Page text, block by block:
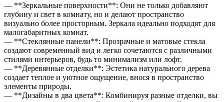
— **Зеркальные поверхности**: Они не только добавляют
глубину и свет в комнату, но и делают пространство
визуально более просторным. Зеркала идеально подходят для
малогабаритных комнат.
— **Стеклянные панели**: Прозрачные и матовые стекла
создают современный вид и легко сочетаются с различными
стилями интерьеров, будь то минимализм или лофт.
— **Деревянные отделки**: Эстетика натурального дерева
создает теплое и уютное ощущение, внося в пространство
элементы природы.
— **Дизайны в два цвета**: Комбинируя разные отделки, вы